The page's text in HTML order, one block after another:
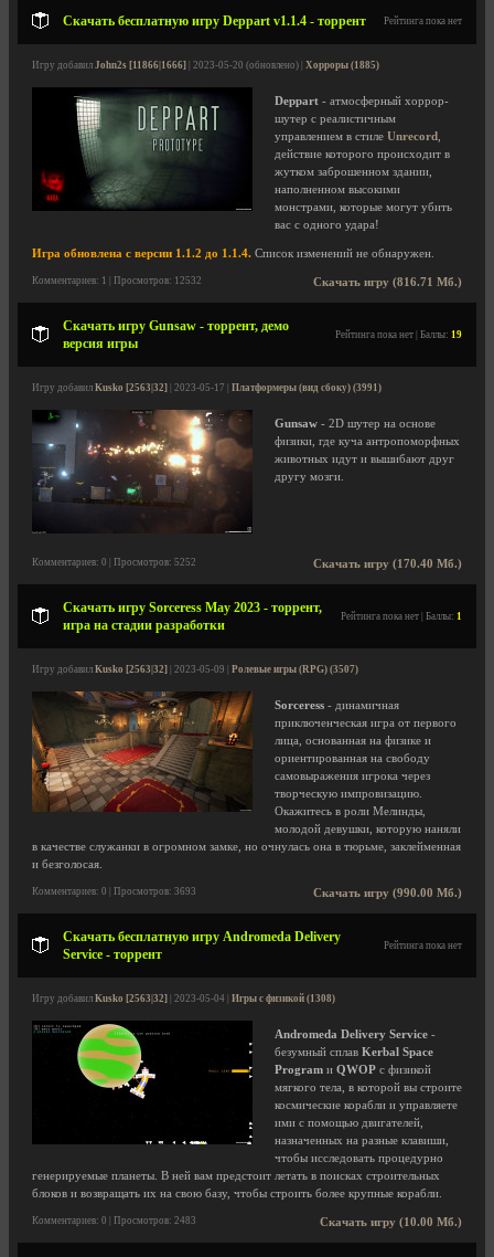
Скачать бесплатную игру Deppart v1.1.4 - торрент Рейтинга пока нет
Игру добавил John2s [11866|1666] | 2023-05-20 (обновлено) | Хорроры (1885)
Deppart - атмосферный хоррор-
шутер с реалистичным
управлением в стиле Unrecord
действие которого происходит в
жутком заброшенном здании,
наполненном высокими
монстрами, которые могут убить
вас с одного удара!
Игра обновлена с версии 1.1.2 до 1.1.4. Список изменений не обнаружен.
Скачать игру (816.71 Мб.)
Комментариев: 1 | Просмотров: 12532
Скачать игру Gunsaw - торрент, демо
версия игры
Рейтинга пока нет | Баллы: 19
Игру добавил Kusko [2563|32] | 2023-05-17 | Платформеры (вид сбоку) (3991)
Gunsaw - 2D шутер на основе
физики, где куча антропоморфных
животных идут и вышибают друг
другу мозги.
Скачать игру (170.40 Мб.)
Комментариев: 0 | Просмотров: 5252
Скачать игру Sorceress May 2023 - торрент,
игра на стадии разработки
Рейтинга пока нет | Баллы: 1
Игру добавил Kusko [2563|32] | 2023-05-09 | Ролевые игры (RPG) (3507)
Sorceress - динамичная
приключенческая игра от первого
лица, основанная на физике и
ориентированная на свободу
самовыражения игрока через
творческую импровизацию.
Окажитесь в роли Мелинды,
молодой девушки, которую наняли
в качестве служанки в огромном замке, но очнулась она в тюрьме, заклейменная
и безголосая.
Скачать игру (990.00 Мб.)
Комментариев: 0 | Просмотров: 3693
Скачать бесплатную игру Andromeda Delivery
Service - торрент
Рейтинга пока нет
Игру добавил Kusko [2563|32] | 2023-05-04 | Игры с физикой (1308)
Andromeda Delivery Service -
безумный сплав Kerbal Space
Program и QWOP с физикой
мягкого тела, в которой вы строите
космические корабли и управляете
ими с помощью двигателей,
назначенных на разные клавиши,
чтобы исследовать процедурно
генерируемые планеты. В ней вам предстоит летать в поисках строительных
блоков и возвращать их на свою базу, чтобы строить более крупные корабли.
Скачать игру (10.00 Мб.)
Комментариев: 0 | Просмотров: 2483